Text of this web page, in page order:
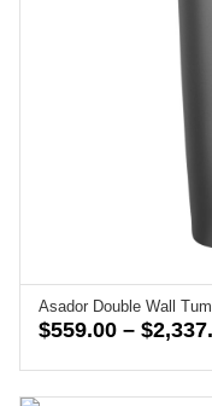
Asador Double Wall
$559.00 – $